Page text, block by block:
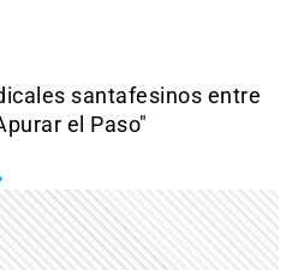
santafesinos entre
el Paso"